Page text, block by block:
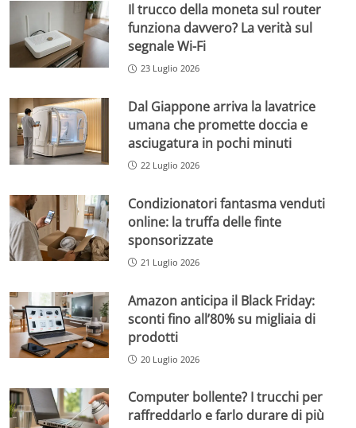
Il trucco della moneta sul router
funziona davvero? La verità sul
segnale Wi-Fi
23 Luglio 2026
Dal Giappone arriva la lavatrice
umana che promette doccia e
asciugatura in pochi minuti
22 Luglio 2026
Condizionatori fantasma venduti
online: la truffa delle finte
sponsorizzate
21 Luglio 2026
Amazon anticipa il Black Friday:
sconti fino all’80% su migliaia di
prodotti
20 Luglio 2026
Computer bollente? I trucchi per
raffreddarlo e farlo durare di più